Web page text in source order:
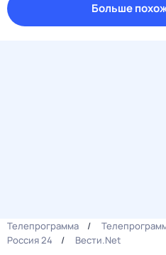
Больше
Телепрограмма
Россия 24
Вести.Net